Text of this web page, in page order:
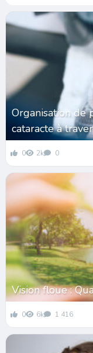
Organisation de
cataracte à
0 2k 0
Vision floue :
0 6k 1 416